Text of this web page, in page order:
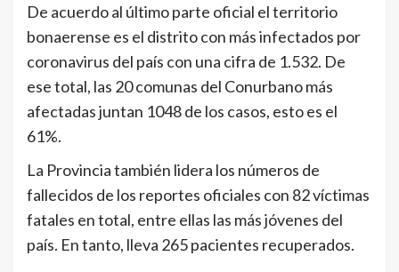
De acuerdo al último parte oficial el territorio
bonaerense es el distrito con más infectados por
coronavirus del país con una cifra de 1.532. De
ese total, las 20 comunas del Conurbano más
afectadas juntan 1048 de los casos, esto es el
61%.
La Provincia también lidera los números de
fallecidos de los reportes oficiales con 82 víctimas
fatales en total, entre ellas las más jóvenes del
país. En tanto, lleva 265 pacientes recuperados.